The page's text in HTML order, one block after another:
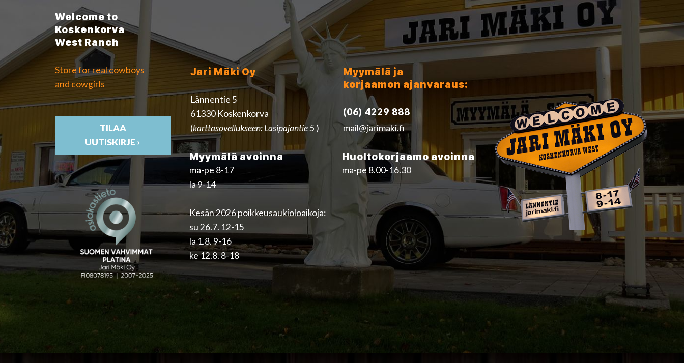
Welcome to
Koskenkorva
West Ranch
Store for real cowboys
and cowgirls
TILAA
UUTISKIRJE ›
Jari Mäki Oy
Lännentie 5
61330 Koskenkorva
(karttasovellukseen: Lasipajantie 5)
Myymälä ja
korjaamon ajanvaraus:
(06) 4229 888
mail@jarimaki.fi
Myymälä avoinna
ma-pe 8-17
la 9-14
Kesän 2026 poikkeusaukioloaikoja:
su 26.7. 12-15
la 1.8. 9-16
ke 12.8. 8-18
Huoltokorjaamo avoinna
ma-pe 8.00-16.30